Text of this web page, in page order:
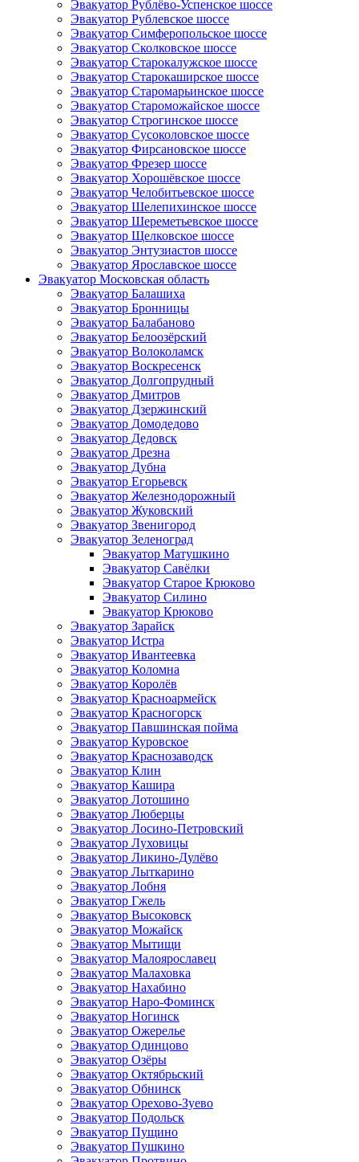
Эвакуатор Рублёво-Успенское шоссе
Эвакуатор Рублевское шоссе
Эвакуатор Симферопольское шоссе
Эвакуатор Сколковское шоссе
Эвакуатор Старокалужское шоссе
Эвакуатор Старокаширское шоссе
Эвакуатор Старомарьинское шоссе
Эвакуатор Староможайское шоссе
Эвакуатор Строгинское шоссе
Эвакуатор Сусоколовское шоссе
Эвакуатор Фирсановское шоссе
Эвакуатор Фрезер шоссе
Эвакуатор Хорошёвское шоссе
Эвакуатор Челобитьевское шоссе
Эвакуатор Шелепихинское шоссе
Эвакуатор Шереметьевское шоссе
Эвакуатор Щелковское шоссе
Эвакуатор Энтузиастов шоссе
Эвакуатор Ярославское шоссе
Эвакуатор Московская область
Эвакуатор Балашиха
Эвакуатор Бронницы
Эвакуатор Балабаново
Эвакуатор Белоозёрский
Эвакуатор Волоколамск
Эвакуатор Воскресенск
Эвакуатор Долгопрудный
Эвакуатор Дмитров
Эвакуатор Дзержинский
Эвакуатор Домодедово
Эвакуатор Дедовск
Эвакуатор Дрезна
Эвакуатор Дубна
Эвакуатор Егорьевск
Эвакуатор Железнодорожный
Эвакуатор Жуковский
Эвакуатор Звенигород
Эвакуатор Зеленоград
Эвакуатор Матушкино
Эвакуатор Савёлки
Эвакуатор Старое Крюково
Эвакуатор Силино
Эвакуатор Крюково
Эвакуатор Зарайск
Эвакуатор Истра
Эвакуатор Ивантеевка
Эвакуатор Коломна
Эвакуатор Королёв
Эвакуатор Красноармейск
Эвакуатор Красногорск
Эвакуатор Павшинская пойма
Эвакуатор Куровское
Эвакуатор Краснозаводск
Эвакуатор Клин
Эвакуатор Кашира
Эвакуатор Лотошино
Эвакуатор Люберцы
Эвакуатор Лосино-Петровский
Эвакуатор Луховицы
Эвакуатор Ликино-Дулёво
Эвакуатор Лыткарино
Эвакуатор Лобня
Эвакуатор Гжель
Эвакуатор Высоковск
Эвакуатор Можайск
Эвакуатор Мытищи
Эвакуатор Малоярославец
Эвакуатор Малаховка
Эвакуатор Нахабино
Эвакуатор Наро-Фоминск
Эвакуатор Ногинск
Эвакуатор Ожерелье
Эвакуатор Одинцово
Эвакуатор Озёры
Эвакуатор Октябрьский
Эвакуатор Обнинск
Эвакуатор Орехово-Зуево
Эвакуатор Подольск
Эвакуатор Пущино
Эвакуатор Пушкино